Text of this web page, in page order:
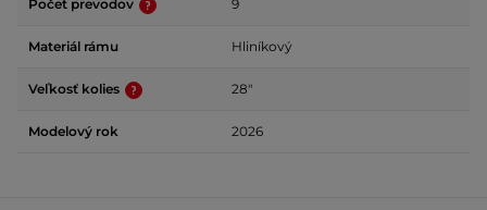
Počet prevodov 9
Materiál rámu Hliníkový
Veľkosť kolies 28"
Modelový rok 2026